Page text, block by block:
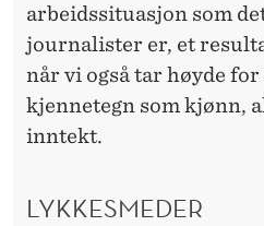
arbeidssituasjon som
journalister er, et
når vi også tar høyde
kjennetegn som kjønn,
inntekt.
LYKKESMEDER